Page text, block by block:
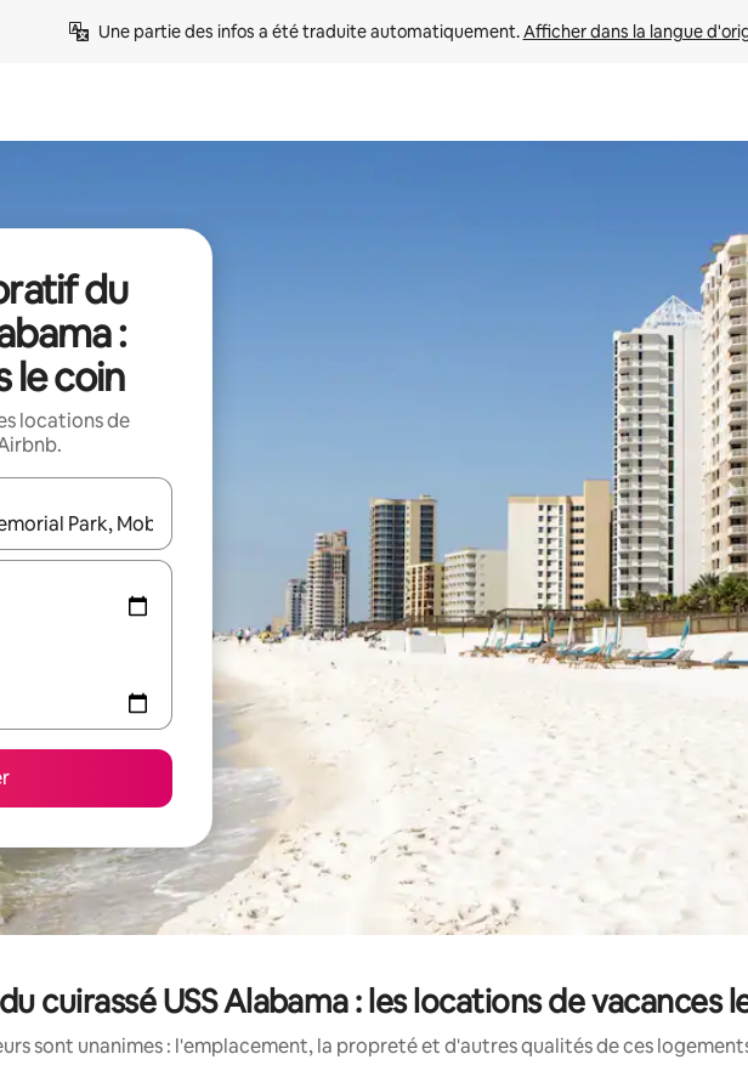
Une partie des infos a été traduite automatiquement. Afficher dans la langue
du
:
le coin
locations de
parcourez-les en utilisant les flèches vers le haut et vers le bas, ou en appuyant dessus et en
cuirassé USS Alabama : les locations de vacances
sont unanimes : l'emplacement, la propreté et d'autres qualités de ces